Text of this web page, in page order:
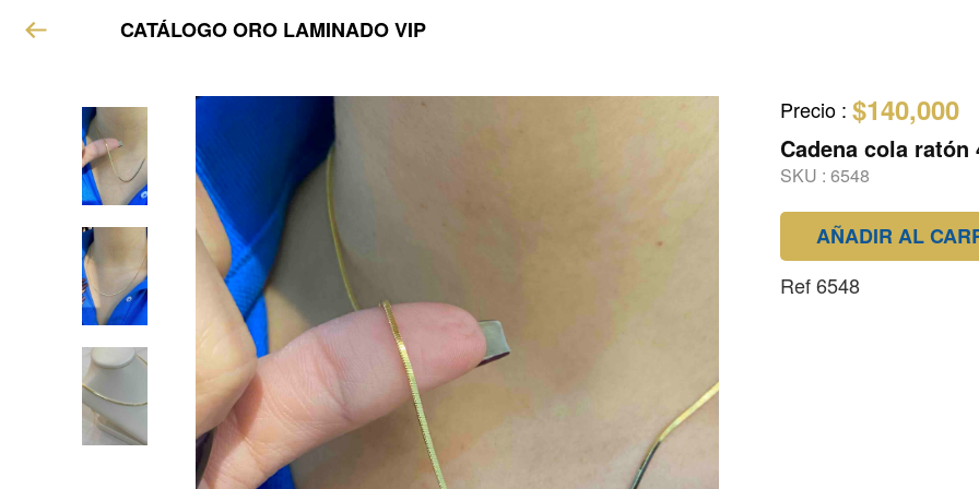
CATÁLOGO ORO LAMINADO VIP
Precio : $140,000
Cadena cola ratón
SKU : 6548
AÑADIR AL
Ref 6548